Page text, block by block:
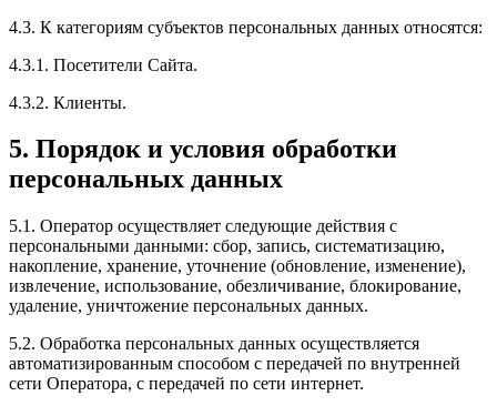
4.3. К категориям субъектов персональных данных относятся:
4.3.1. Посетители Сайта.
4.3.2. Клиенты.
5. Порядок и условия обработки
персональных данных
5.1. Оператор осуществляет следующие действия с
персональными данными: сбор, запись, систематизацию,
накопление, хранение, уточнение (обновление, изменение),
извлечение, использование, обезличивание, блокирование,
удаление, уничтожение персональных данных.
5.2. Обработка персональных данных осуществляется
автоматизированным способом с передачей по внутренней
сети Оператора, с передачей по сети интернет.